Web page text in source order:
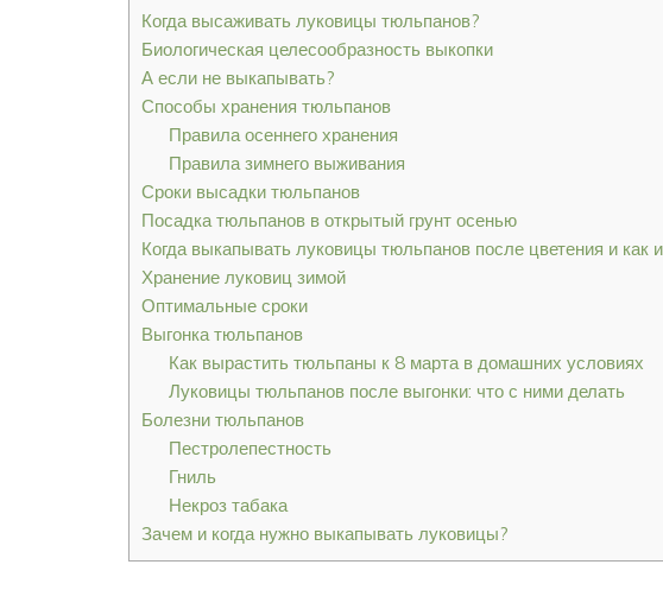
Когда высаживать луковицы тюльпанов?
Биологическая целесообразность выкопки
А если не выкапывать?
Способы хранения тюльпанов
Правила осеннего хранения
Правила зимнего выживания
Сроки высадки тюльпанов
Посадка тюльпанов в открытый грунт осенью
Когда выкапывать луковицы тюльпанов после цветения и как
Хранение луковиц зимой
Оптимальные сроки
Выгонка тюльпанов
Как вырастить тюльпаны к 8 марта в домашних условиях
Луковицы тюльпанов после выгонки: что с ними делать
Болезни тюльпанов
Пестролепестность
Гниль
Некроз табака
Зачем и когда нужно выкапывать луковицы?